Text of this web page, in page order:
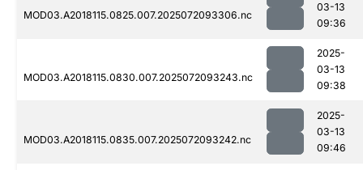
MOD03.A2018115.0825.007.2025072093306.nc
03-13
09:36
MOD03.A2018115.0830.007.2025072093243.nc
2025-
03-13
09:38
MOD03.A2018115.0835.007.2025072093242.nc
2025-
03-13
09:46